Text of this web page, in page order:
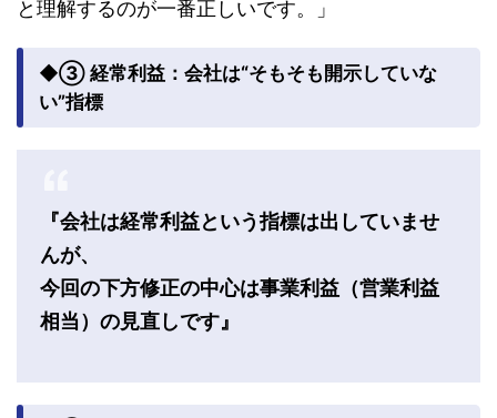
と理解するのが一番正しいです。」
◆③ 経常利益：会社は“そもそも開示していな
い”指標
『会社は経常利益という指標は出していませ
んが、
今回の下方修正の中心は事業利益（営業利益
相当）の見直しです』